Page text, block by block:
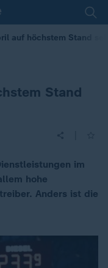
auf höchstem Stand
Stand
im
hohe
Anders ist die